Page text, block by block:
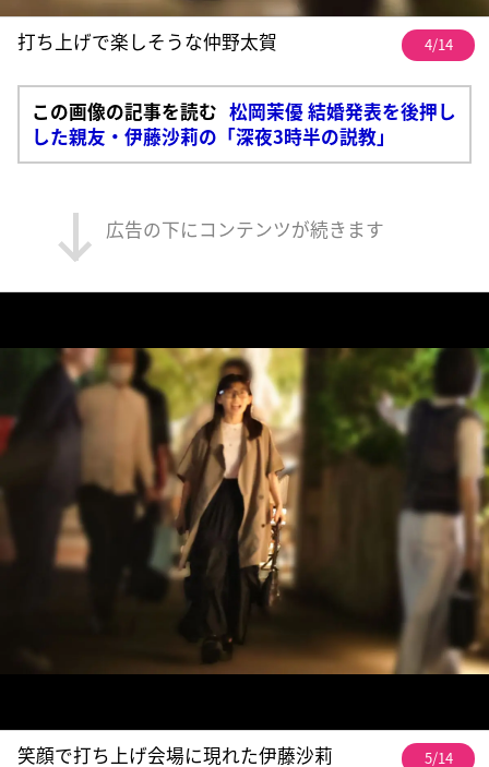
打ち上げで楽しそうな仲野太賀 4/14
この画像の記事を読む 松岡茉優 結婚発表を後押し
した親友・伊藤沙莉の「深夜3時半の説教」
広告の下にコンテンツが続きます
笑顔で打ち上げ会場に現れた伊藤沙莉 5/14